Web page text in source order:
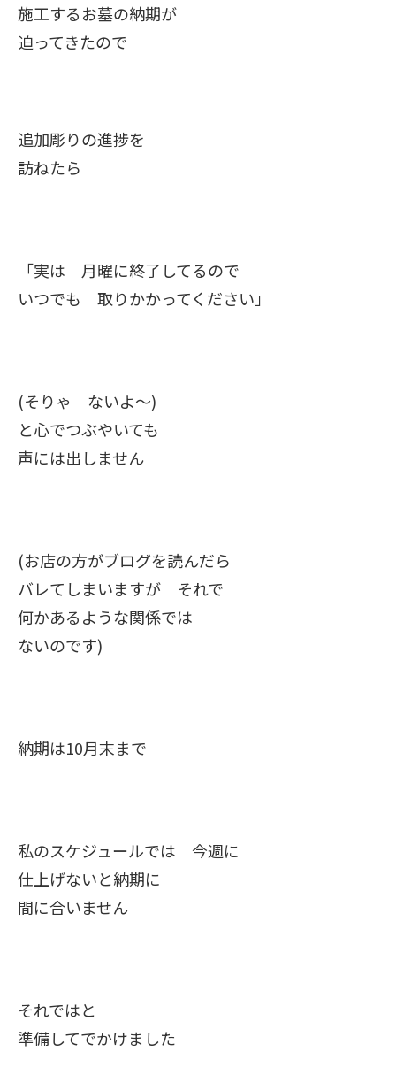
施工するお墓の納期が
迫ってきたので
追加彫りの進捗を
訪ねたら
「実は 月曜に終了してるので
いつでも 取りかかってください」
(そりゃ ないよ～)
と心でつぶやいても
声には出しません
(お店の方がブログを読んだら
バレてしまいますが それで
何かあるような関係では
ないのです)
納期は10月末まで
私のスケジュールでは 今週に
仕上げないと納期に
間に合いません
それではと
準備してでかけました